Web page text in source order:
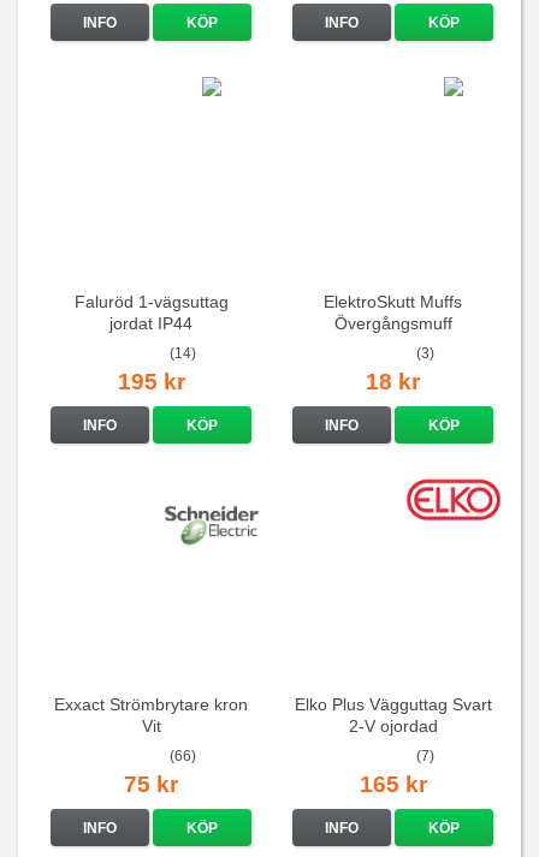
INFO KÖP INFO KÖP
Faluröd 1-vägsuttag
jordat IP44
(14)
195 kr
INFO KÖP
ElektroSkutt Muffs
Övergångsmuff
(3)
18 kr
INFO KÖP
Exxact Strömbrytare kron
Vit
(66)
75 kr
INFO KÖP
Elko Plus Vägguttag Svart
2-V ojordad
(7)
165 kr
INFO KÖP